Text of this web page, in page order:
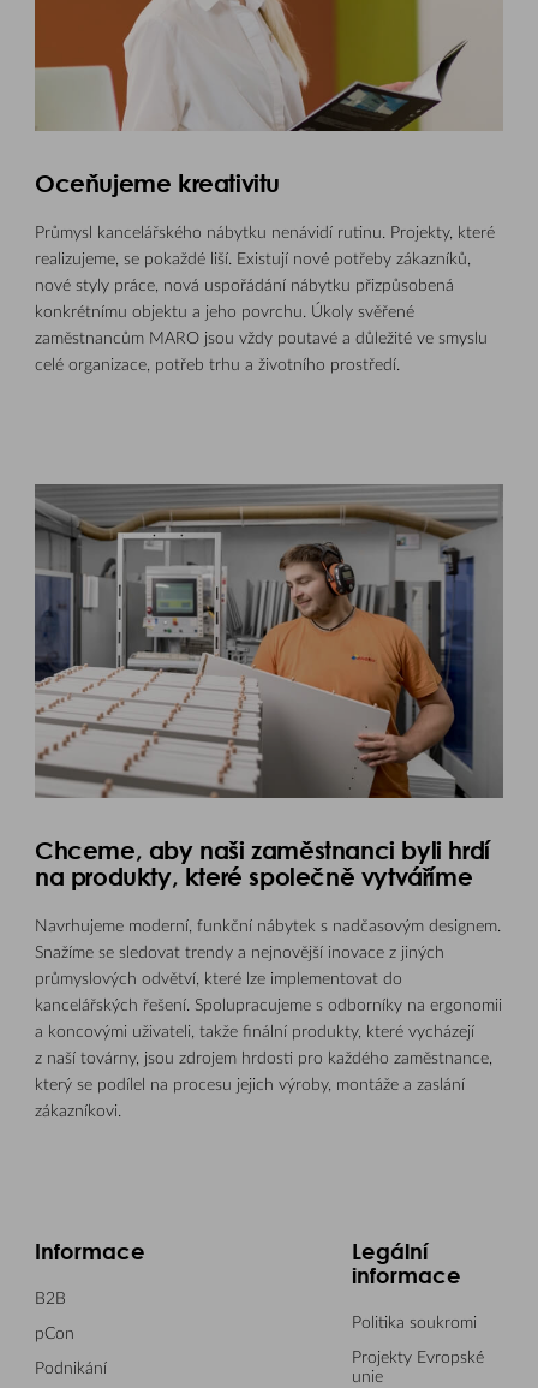
Oceňujeme kreativitu
Průmysl kancelářského nábytku nenávidí rutinu. Projekty, které
realizujeme, se pokaždé liší. Existují nové potřeby zákazníků,
nové styly práce, nová uspořádání nábytku přizpůsobená
konkrétnímu objektu a jeho povrchu. Úkoly svěřené
zaměstnancům MARO jsou vždy poutavé a důležité ve smyslu
celé organizace, potřeb trhu a životního prostředí.
Chceme, aby naši zaměstnanci byli hrdí
na produkty, které společně vytváříme
Navrhujeme moderní, funkční nábytek s nadčasovým designem.
Snažíme se sledovat trendy a nejnovější inovace z jiných
průmyslových odvětví, které lze implementovat do
kancelářských řešení. Spolupracujeme s odborníky na ergonomii
a koncovými uživateli, takže finální produkty, které vycházejí
z naší továrny, jsou zdrojem hrdosti pro každého zaměstnance,
který se podílel na procesu jejich výroby, montáže a zaslání
zákazníkovi.
Informace
B2B
pCon
Podnikání
Legální
informace
Politika soukromi
Projekty Evropské
unie